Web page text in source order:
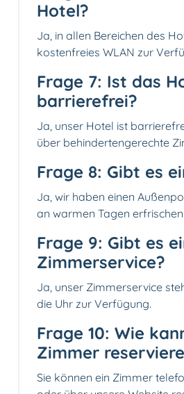
Hotel?
Ja, in allen Bereichen des
kostenfreies WLAN zur
Frage 7: Ist das
barrierefrei?
Ja, unser Hotel ist
über behindertengerechte
Frage 8: Gibt es
Ja, wir haben einen
an warmen Tagen
Frage 9: Gibt es
Zimmerservice?
Ja, unser Zimmerservice
die Uhr zur Verfügung.
Frage 10: Wie
Zimmer
Sie können ein Zimmer